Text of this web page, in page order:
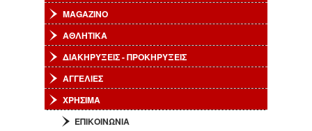
MAGAZINO
ΑΘΛΗΤΙΚΑ
ΔΙΑΚΗΡΥΞΕΙΣ - ΠΡΟΚΗΡΥΞΕΙΣ
ΑΓΓΕΛΙΕΣ
ΧΡΗΣΙΜΑ
ΕΠΙΚΟΙΝΩΝΙΑ